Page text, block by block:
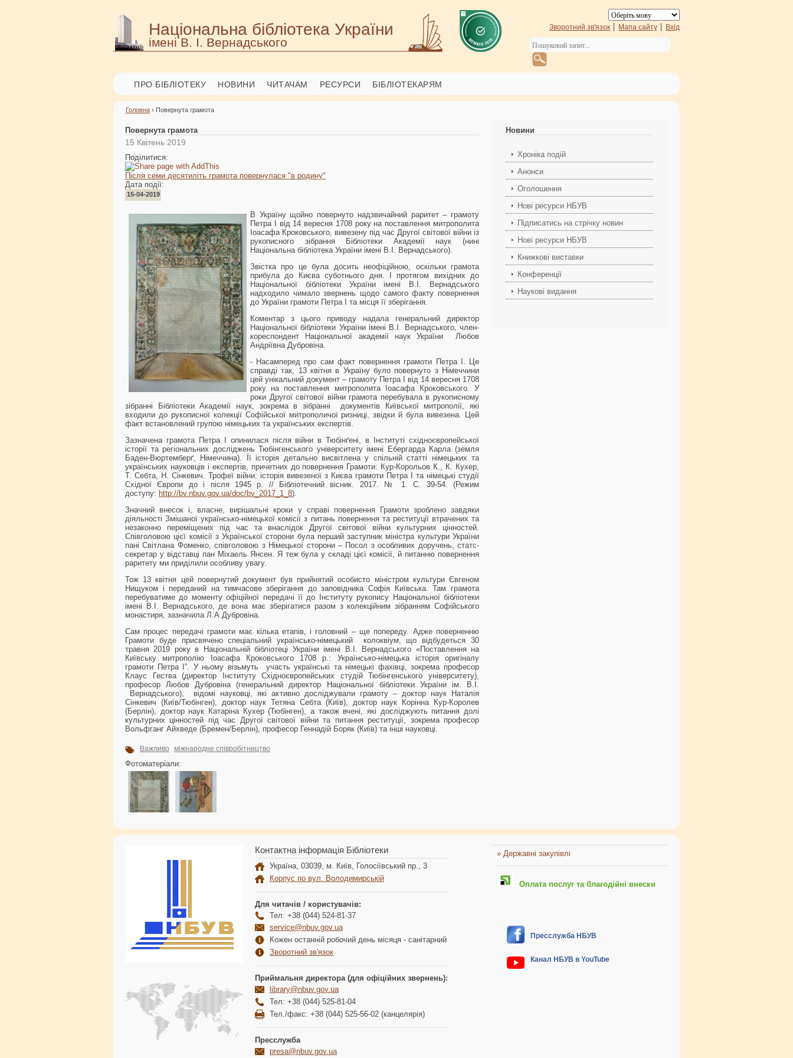
Національна бібліотека України
імені В. І. Вернадського
Зворотний зв'язок Мапа сайту Вхід
ПРО БІБЛІОТЕКУ НОВИНИ ЧИТАЧАМ РЕСУРСИ БІБЛІОТЕКАРЯМ
Головна › Повернута грамота
Повернута грамота
15 Квітень 2019
Поділитися:
Після семи десятиліть грамота повернулася "в родину"
Дата події:
15-04-2019
В Україну щойно повернуто надзвичайний раритет – грамоту
Петра І від 14 вересня 1708 року на поставлення митрополита
Іоасафа Кроковського, вивезену під час Другої світової війни із
рукописного зібрання Бібліотеки Академії наук (нині
Національна бібліотека України імені В.І. Вернадського).
Звістка про це була досить неофіційною, оскільки грамота
прибула до Києва суботнього дня. І протягом вихідних до
Національної бібліотеки України імені В.І. Вернадського
надходило чимало звернень щодо самого факту повернення
до України грамоти Петра І та місця її зберігання.
Коментар з цього приводу надала генеральний директор
Національної бібліотеки України імені В.І. Вернадського, член-
кореспондент Національної академії наук України Любов
Андріївна Дубровіна.
- Насамперед про сам факт повернення грамоти Петра І. Це
справді так, 13 квітня в Україну було повернуто з Німеччини
цей унікальний документ – грамоту Петра І від 14 вересня 1708
року на поставлення митрополита Іоасафа Кроковського. У
роки Другої світової війни грамота перебувала в рукописному
зібранні Бібліотеки Академії наук, зокрема в зібранні документів Київської митрополії, які
входили до рукописної колекції Софійської митрополичої ризниці, звідки й була вивезена. Цей
факт встановлений групою німецьких та українських експертів.
Зазначена грамота Петра І опинилася після війни в Тюбінґені, в Інституті східноєвропейської
історії та регіональних досліджень Тюбінгенського університету імені Ебергарда Карла (земля
Баден-Вюртемберґ, Німеччина). Її історія детально висвітлена у спільній статті німецьких та
українських науковців і експертів, причетних до повернення Грамоти: Кур-Корольов К., К. Кухер,
Т. Себта, Н. Сінкевич. Трофеї війни: історія вивезеної з Києва грамоти Петра I та німецькі студії
Східної Європи до і після 1945 р. // Бібліотечний вісник. 2017. № 1. С. 39-54. (Режим
доступу: http://bv.nbuv.gov.ua/doc/bv_2017_1_8).
Значний внесок і, власне, вирішальні кроки у справі повернення Грамоти зроблено завдяки
діяльності Змішаної українсько-німецької комісії з питань повернення та реституції втрачених та
незаконно переміщених під час та внаслідок Другої світової війни культурних цінностей.
Співголовою цієї комісії з Української сторони була перший заступник міністра культури України
пані Світлана Фоменко, співголовою з Німецької сторони – Посол з особливих доручень, статс-
секретар у відставці пан Міхаель Янсен. Я теж була у складі цієї комісії, й питанню повернення
раритету ми приділили особливу увагу.
Тож 13 квітня цей повернутий документ був прийнятий особисто міністром культури Євгеном
Нищуком і переданий на тимчасове зберігання до заповідника Софія Київська. Там грамота
перебуватиме до моменту офіційної передачі її до Інституту рукопису Національної бібліотеки
імені В.І. Вернадського, де вона має зберігатися разом з колекційним зібранням Софійського
монастиря, зазначила Л.А Дубровіна.
Сам процес передачі грамоти має кілька етапів, і головний – ще попереду. Адже поверненню
Грамоти буде присвячено спеціальний українсько-німецький колоквіум, що відбудеться 30
травня 2019 року в Національній бібліотеці України імені В.І. Вернадського «Поставлення на
Київську митрополію Іоасафа Кроковського 1708 р.: Українсько-німецька історія оригіналу
грамоти Петра І”. У ньому візьмуть участь українські та німецькі фахівці, зокрема професор
Клаус Гества (директор Інституту Східноєвропейських студій Тюбінгенського університету),
професор Любов Дубровіна (генеральний директор Національної бібліотеки України ім. В.І.
Вернадського), відомі науковці, які активно досліджували грамоту – доктор наук Наталія
Сінкевич (Київ/Тюбінген), доктор наук Тетяна Себта (Київ), доктор наук Корінна Кур-Королев
(Берлін), доктор наук Катаріна Кухер (Тюбінген), а також вчені, які досліджують питання долі
культурних цінностей під час Другої світової війни та питання реституції, зокрема професор
Вольфганг Айхведе (Бремен/Берлін), професор Геннадій Боряк (Київ) та інші науковці.
Важливо міжнародне співробітництво
Фотоматеріали:
Новини
Хроніка подій
Анонси
Оголошення
Нові ресурси НБУВ
Підписатись на стрічку новин
Нові ресурси НБУВ
Книжкові виставки
Конференції
Наукові видання
Контактна інформація Бібліотеки
Україна, 03039, м. Київ, Голосіївський пр., 3
Корпус по вул. Володимирській
Для читачів / користувачів:
Тел: +38 (044) 524-81-37
service@nbuv.gov.ua
Кожен останній робочий день місяця - санітарний
Зворотний зв'язок
Приймальня директора (для офіційних звернень):
library@nbuv.gov.ua
Тел: +38 (044) 525-81-04
Тел./факс: +38 (044) 525-56-02 (канцелярія)
Пресслужба
presa@nbuv.gov.ua
» Державні закупівлі
Оплата послуг та благодійні внески
Пресслужба НБУВ
Канал НБУВ в YouTube